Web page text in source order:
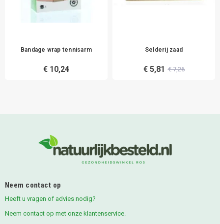
Bandage wrap tennisarm
€ 10,24
Selderij zaad
€ 5,81 € 7,26
Neem contact op
Heeft u vragen of advies nodig?
Neem contact op met onze klantenservice.